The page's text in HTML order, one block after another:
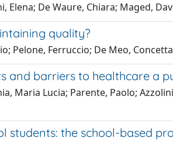
Elena; De Waure, Chiara; Maged,
quality?
Pelone, Ferruccio; De Meo,
barriers to healthcare a
Maria Lucia; Parente, Paolo;
the school-based